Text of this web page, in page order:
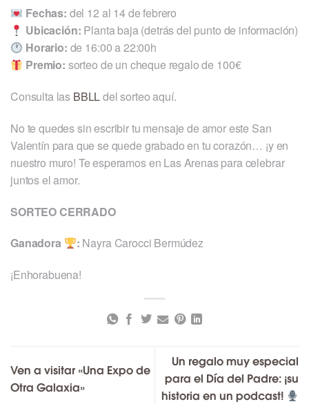
Fechas: del 12 al 14 de febrero
Ubicación: Planta baja (detrás del punto de información)
Horario: de 16:00 a 22:00h
Premio: sorteo de un cheque regalo de 100€
Consulta las BBLLdel sorteo aquí.
No te quedes sin escribir tu mensaje de amor este San
Valentín para que se quede grabado en tu corazón… ¡y en
nuestro muro! Te esperamos en Las Arenas para celebrar
juntos el amor.
SORTEO CERRADO
Ganadora
: Nayra Carocci Bermúdez
¡Enhorabuena!
Ven a visitar «Una Expo de
Otra Galaxia»
Un regalo muy especial
para el Día del Padre: ¡su
historia en un podcast!